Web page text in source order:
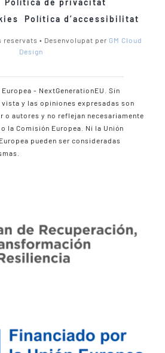
Política de privacitat
Política d’accessibilitat
• Desenvolupat per GM Cloud
Design
- NextGenerationEU. Sin
y las opiniones expresadas son
o autores y no reflejan necesariamente
la Comisión Europea. Ni la Unión
pueden ser consideradas